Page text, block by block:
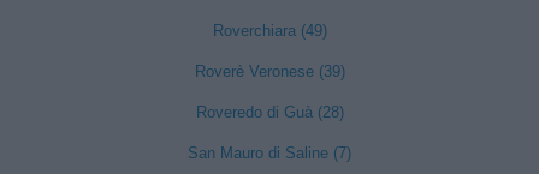
Roverchiara (49)
Roverè Veronese (39)
Roveredo di Guà (28)
San Mauro di Saline (7)